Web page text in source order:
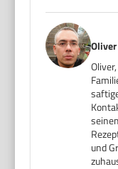
Oliver
und